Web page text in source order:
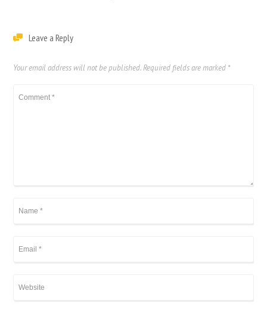
Leave a Reply
Your email address will not be published. Required fields are marked *